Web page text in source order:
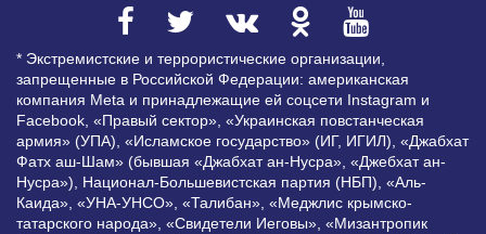
* Экстремистские и террористические организации,
запрещенные в Российской Федерации: американская
компания Meta и принадлежащие ей соцсети Instagram и
Facebook, «Правый сектор», «Украинская повстанческая
армия» (УПА), «Исламское государство» (ИГ, ИГИЛ), «Джабхат
Фатх аш-Шам» (бывшая «Джабхат ан-Нусра», «Джебхат ан-
Нусра»), Национал-Большевистская партия (НБП), «Аль-
Каида», «УНА-УНСО», «Талибан», «Меджлис крымско-
татарского народа», «Свидетели Иеговы», «Мизантропик